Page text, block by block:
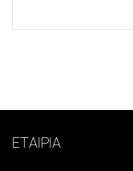
ΕΤΑΙΡΙΑ